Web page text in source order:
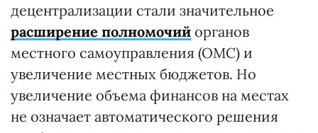
децентрализации стали значительное
расширение полномочий органов
местного самоуправления (ОМС) и
увеличение местных бюджетов. Но
увеличение объема финансов на местах
не означает автоматического решения